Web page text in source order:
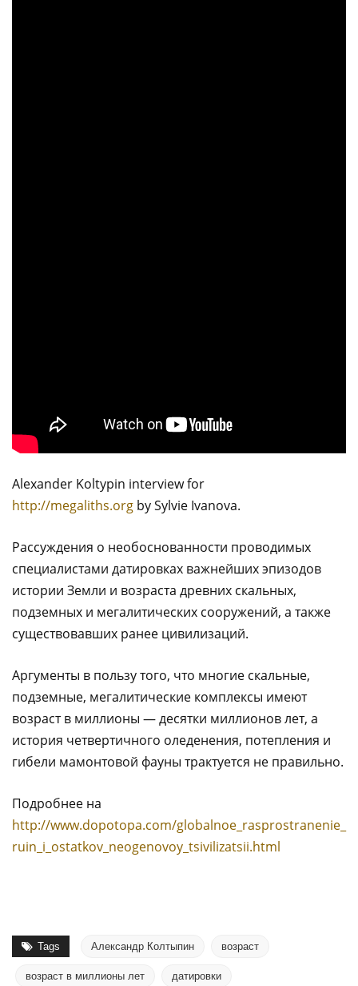
Alexander Koltypin interview for
http://megaliths.org by Sylvie Ivanova.
Рассуждения о необоснованности проводимых
специалистами датировках важнейших эпизодов
истории Земли и возраста древних скальных,
подземных и мегалитических сооружений, а также
существовавших ранее цивилизаций.
Аргументы в пользу того, что многие скальные,
подземные, мегалитические комплексы имеют
возраст в миллионы — десятки миллионов лет, а
история четвертичного оледенения, потепления и
гибели мамонтовой фауны трактуется не правильно.
Подробнее на
http://www.dopotopa.com/globalnoe_rasprostranenie_
ruin_i_ostatkov_neogenovoy_tsivilizatsii.html
Tags Александр Колтыпин возраст
возраст в миллионы лет датировки